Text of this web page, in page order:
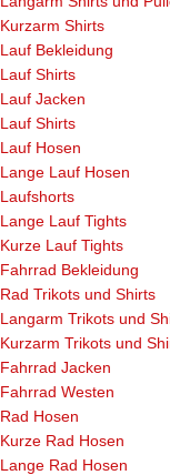
Kurzarm Shirts
Lauf Bekleidung
Lauf Shirts
Lauf Jacken
Lauf Shirts
Lauf Hosen
Lange Lauf Hosen
Laufshorts
Lange Lauf Tights
Kurze Lauf Tights
Fahrrad Bekleidung
Rad Trikots und Shirts
Langarm Trikots und
Kurzarm Trikots und
Fahrrad Jacken
Fahrrad Westen
Rad Hosen
Kurze Rad Hosen
Lange Rad Hosen